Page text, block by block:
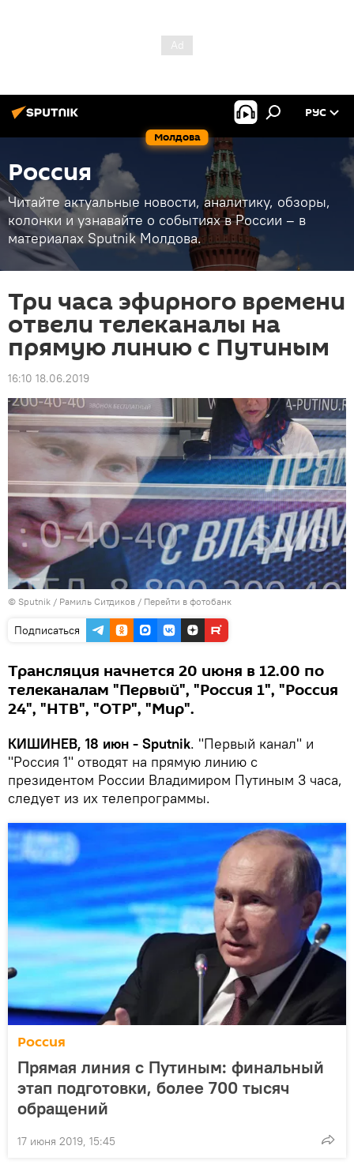
Молдова
РУС
Россия
Читайте актуальные новости, аналитику, обзоры,
колонки и узнавайте о событиях в России – в
материалах Sputnik Молдова.
Три часа эфирного времени
отвели телеканалы на
прямую линию с Путиным
16:10 18.06.2019
© Sputnik / Рамиль Ситдиков / Перейти в фотобанк
Подписаться
Трансляция начнется 20 июня в 12.00 по
телеканалам "Первый", "Россия 1", "Россия
24", "НТВ", "ОТР", "Мир".
КИШИНЕВ, 18 июн - Sputnik. "Первый канал" и
"Россия 1" отводят на прямую линию с
президентом России Владимиром Путиным 3 часа,
следует из их телепрограммы.
Россия
Прямая линия с Путиным: финальный
этап подготовки, более 700 тысяч
обращений
17 июня 2019, 15:45